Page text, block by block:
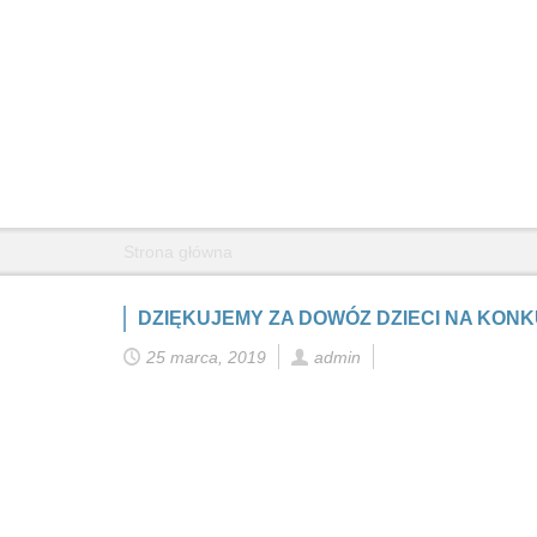
DZIĘKUJEMY ZA DOWÓZ DZIECI NA
25 marca, 2019 admin